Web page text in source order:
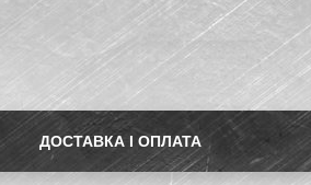
ДОСТАВКА І ОПЛАТА